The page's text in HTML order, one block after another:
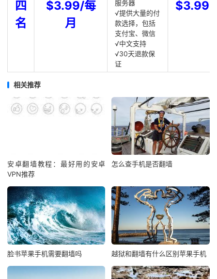
四
名
$3.99/每
月
服务器
√提供大量的付
款选择，包括
支付宝、微信
√中文支持
√30天退款保
证
$3.99
相关推荐
安卓翻墙教程：最好用的安卓
VPN推荐
怎么查手机是否翻墙
脸书苹果手机需要翻墙吗 越狱和翻墙有什么区别苹果手机